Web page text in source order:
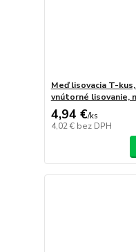
Meď lisovacia T-
vnútorné lisovanie,
4,94 €/ks
4,02 € bez DPH